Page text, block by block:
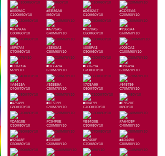
#0069AC
C100M50Y10
#EE86A8
M60Y10
#DE82A7
C10M60Y10
#CD7EA6
C20M60Y10
#BA7AA6
C30M60Y10
#A775A5
C40M60Y10
#9170A5
C50M60Y10
#796CA4
C60M60Y10
#5F67A4
C70M60Y10
#3E63A3
C80M60Y10
#005FA3
C90M60Y10
#005CA2
C100M60Y10
#EB6D9A
M70Y10
#DC6A9A
C10M70Y10
#CB679A
C20M70Y10
#B9649A
C30M70Y10
#A6619A
C40M70Y10
#925E9A
C50M70Y10
#7C5A99
C60M70Y10
#645799
C70M70Y10
#475499
C80M70Y10
#1E5199
C90M70Y10
#004F99
C100M70Y10
#E9528E
M80Y10
#DA518E
C10M80Y10
#C94F8E
C20M80Y10
#B84D8E
C30M80Y10
#A64C8F
C40M80Y10
#924A8F
C50M80Y10
#7D488F
C60M80Y10
#67468F
C70M80Y10
#4D4490
C80M80Y10